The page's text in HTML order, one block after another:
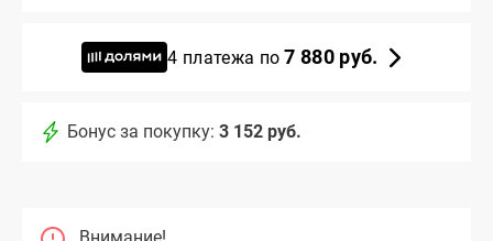
4 платежа по7 880 руб.
Бонус за покупку: 3 152 руб.